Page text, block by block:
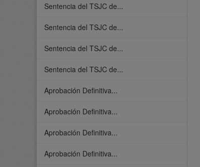
Sentencia del TSJC de...
Sentencia del TSJC de...
Sentencia del TSJC de...
Sentencia del TSJC de...
Aprobación Definitiva...
Aprobación Definitiva...
Aprobación Definitiva...
Aprobación Definitiva...